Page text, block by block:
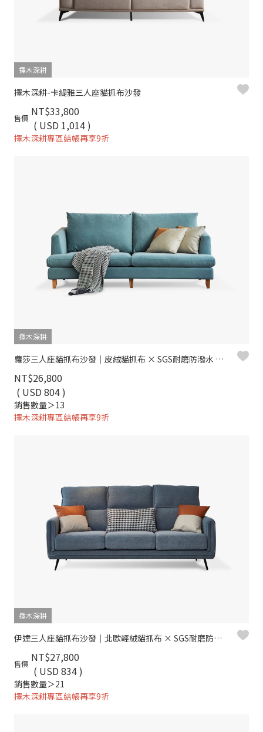
擇木深耕
擇木深耕-卡緹雅三人座貓抓布沙發
售價 NT$33,800
( USD 1,014 )
擇木深耕專區結帳再享9折
擇木深耕
蘿莎三人座貓抓布沙發｜皮絨貓抓布 × SGS耐磨防潑水 × 可拆洗布套 × 高回彈坐墊 – 擇木深耕
NT$26,800
( USD 804 )
銷售數量＞13
擇木深耕專區結帳再享9折
擇木深耕
伊達三人座貓抓布沙發｜北歐輕絨貓抓布 × SGS耐磨防潑水 × 高回彈坐墊 – 擇木深耕
售價 NT$27,800
( USD 834 )
銷售數量＞21
擇木深耕專區結帳再享9折